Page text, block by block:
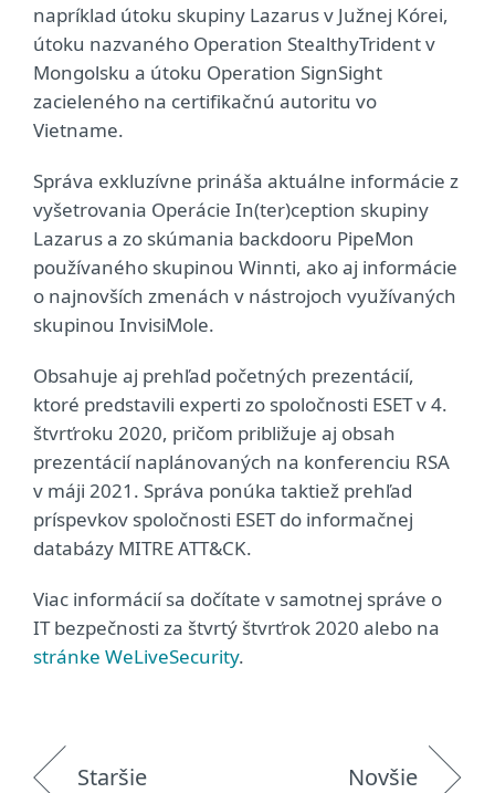
napríklad útoku skupiny Lazarus v Južnej Kórei,
útoku nazvaného Operation StealthyTrident v
Mongolsku a útoku Operation SignSight
zacieleného na certifikačnú autoritu vo
Vietname.
Správa exkluzívne prináša aktuálne informácie z
vyšetrovania Operácie In(ter)ception skupiny
Lazarus a zo skúmania backdooru PipeMon
používaného skupinou Winnti, ako aj informácie
o najnovších zmenách v nástrojoch využívaných
skupinou InvisiMole.
Obsahuje aj prehľad početných prezentácií,
ktoré predstavili experti zo spoločnosti ESET v 4.
štvrťroku 2020, pričom približuje aj obsah
prezentácií naplánovaných na konferenciu RSA
v máji 2021. Správa ponúka taktiež prehľad
príspevkov spoločnosti ESET do informačnej
databázy MITRE ATT&CK.
Viac informácií sa dočítate v samotnej správe o
IT bezpečnosti za štvrtý štvrťrok 2020 alebo na
stránke WeLiveSecurity.
Staršie Novšie